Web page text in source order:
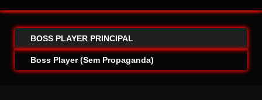
BOSS PLAYER PRINCIPAL
Boss Player (Sem Propaganda)